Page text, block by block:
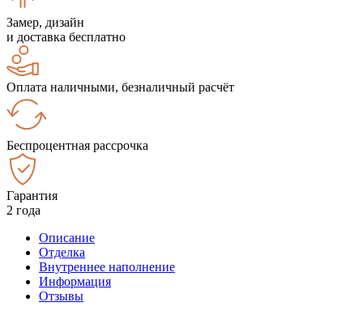
Замер, дизайн
и доставка бесплатно
Оплата наличными, безналичный расчёт
Беспроцентная рассрочка
Гарантия
2 года
Описание
Отделка
Внутреннее наполнение
Информация
Отзывы